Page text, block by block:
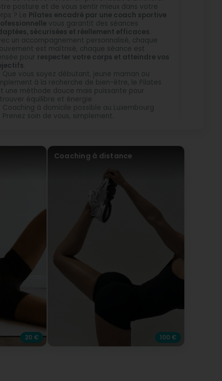
posture et de vous sentir mieux dans votre
? Le Pilates encadré par une coach sportive
vous garantit des séances
sécurisées et réellement efficaces
un accompagnement personnalisé, chaque
est maîtrisé, chaque séance est
pour respecter votre corps et atteindre vos
Que vous soyez débutant, jeune maman ou
à la recherche de bien-être, le Pilates
une méthode douce mais puissante pour
équilibre et énergie.
Coaching à domicile possible au Luxembourg
Prenez soin de vous, simplement.
20 €
Coaching à distance
100 €